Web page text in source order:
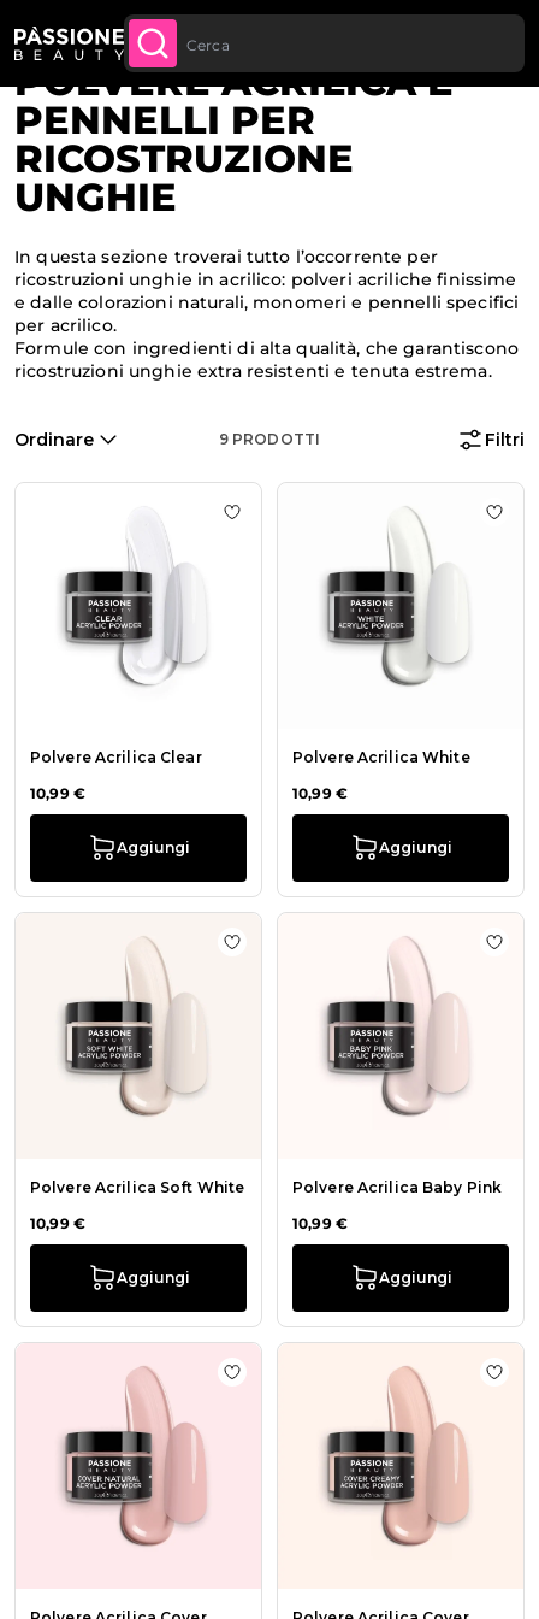
Spedizione gratuita per tutti gli ordini sopra
ai 70€
Briciole di pane
Home Ricostruzione unghie
POLVERE ACRILICA E
PENNELLI PER
RICOSTRUZIONE
UNGHIE
In questa sezione troverai tutto l’occorrente per
ricostruzioni unghie in acrilico: polveri acriliche finissime
e dalle colorazioni naturali, monomeri e pennelli specifici
per acrilico.
Formule con ingredienti di alta qualità, che garantiscono
ricostruzioni unghie extra resistenti e tenuta estrema.
Ordinare 9PRODOTTI Filtri
Polvere Acrilica Clear
10,99 €
Aggiungi
Aggiungi alla wishlist Polvere
Polvere Acrilica White
10,99 €
Aggiungi
Polvere Acrilica Soft White
10,99 €
Aggiungi
Aggiungi alla wishlist Polvere
Polvere Acrilica Baby Pink
10,99 €
Aggiungi
Aggiungi alla wishlist Polvere